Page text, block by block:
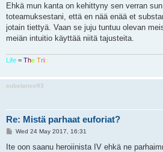
Ehkä mun kanta on kehittyny sen verran
toteamuksestani, että en nää enää et
jotain tiettyä. Vaan se juju tuntuu olevan
meiän intuitio käyttää niitä tajusteita.
Life = The Trip
substance93
Re: Mistä parhaat euforiat?
P
s
Wed 24 May 2017, 16:31
Ite oon saanu heroiinista IV ehkä ne